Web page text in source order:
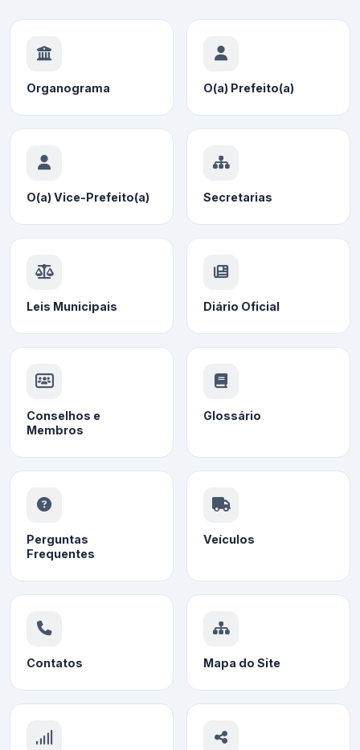
Organograma O(a) Prefeito(a)
O(a) Vice-Prefeito(a) Secretarias
Leis Municipais Diário Oficial
Conselhos e
Membros
Glossário
Perguntas
Frequentes
Veículos
Contatos Mapa do Site